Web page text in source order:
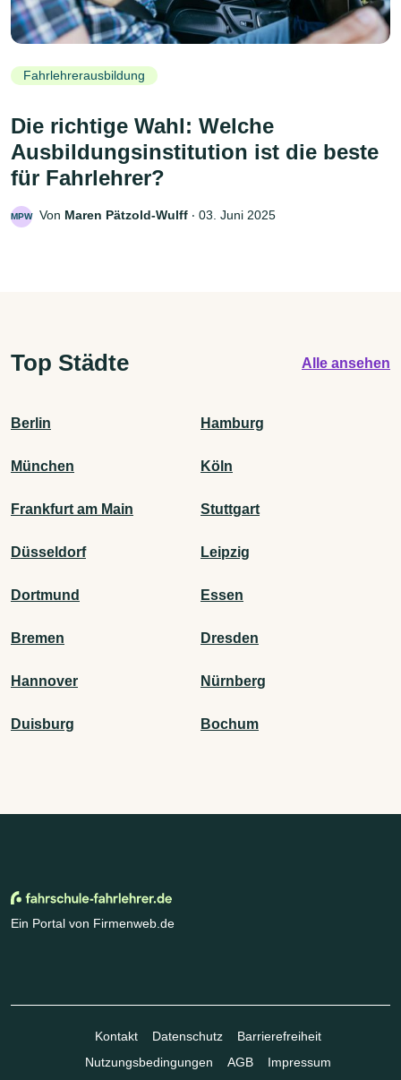
Fahrlehrerausbildung
Die richtige Wahl: Welche
Ausbildungsinstitution ist die beste
für Fahrlehrer?
MPW Von Maren Pätzold-Wulff ‧ 03. Juni 2025
Top Städte Alle ansehen
Berlin Hamburg
München Köln
Frankfurt am Main Stuttgart
Düsseldorf Leipzig
Dortmund Essen
Bremen Dresden
Hannover Nürnberg
Duisburg Bochum
Ein Portal von Firmenweb.de
Kontakt Datenschutz
Barrierefreiheit
Nutzungsbedingungen
AGB Impressum